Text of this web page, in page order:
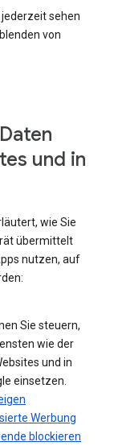
jederzeit sehen
von
und in
wie Sie
übermittelt
nutzen, auf
Sie steuern,
wie der
und in
einsetzen.
Werbung
blockieren